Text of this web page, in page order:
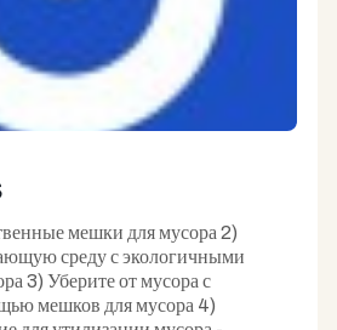
мешки для мусора 2)
среду с экологичными
3) Уберите от мусора с
мешков для мусора 4)